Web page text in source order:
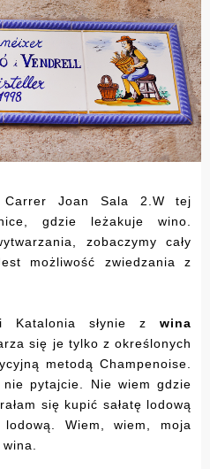
Carrer Joan Sala 2.W tej
gdzie leżakuje wino.
zobaczymy cały
możliwość zwiedzania z
Katalonia słynie zwina
się je tylko z określonych
metodą Champenoise.
nie pytajcie. Nie wiem gdzie
się kupić sałatę lodową
Wiem, wiem, moja